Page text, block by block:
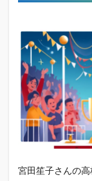
宮田笙子さんの